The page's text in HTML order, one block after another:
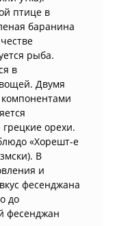
птице в
баранина
рыба.
в
Двумя
орехи.
«Хорешт-е
В
и
фесенджана
до
фесенджан